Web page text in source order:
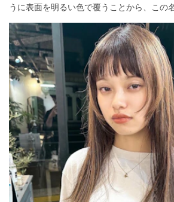
うに表面を明るい色で覆うことから、この